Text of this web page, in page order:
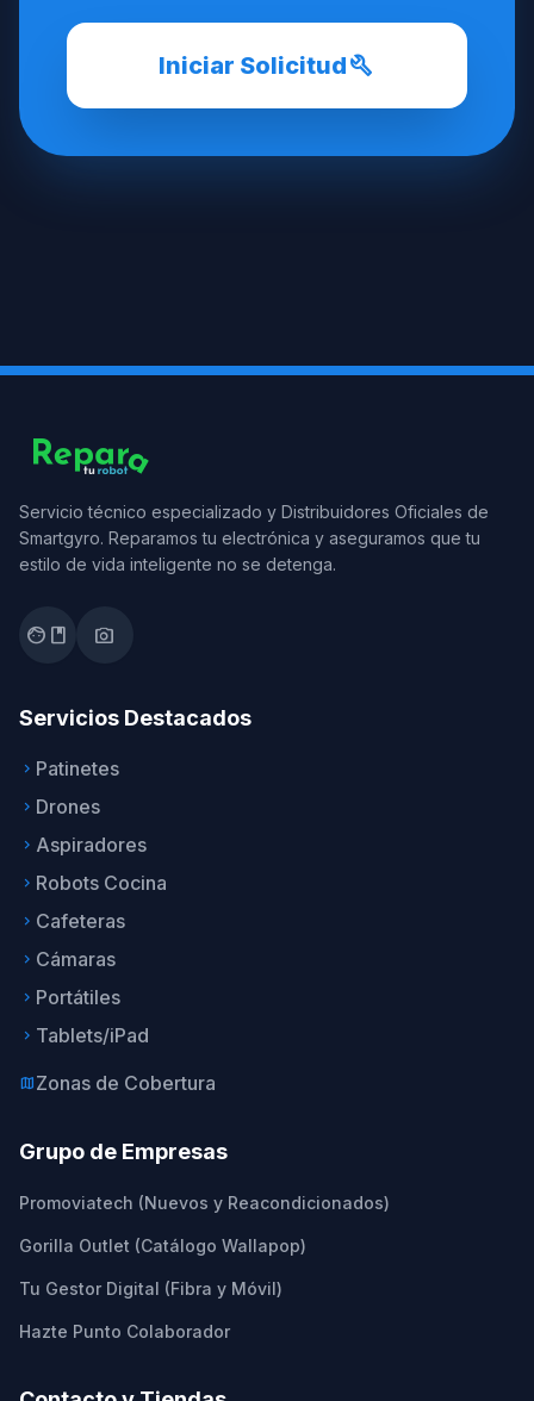
Iniciar Solicitudbuild
Servicio técnico especializado y Distribuidores Oficiales de
Smartgyro. Reparamos tu electrónica y aseguramos que tu
estilo de vida inteligente no se detenga.
facebook photo_camera
Servicios Destacados
keyboard_arrow_right Patinetes
keyboard_arrow_right Drones
keyboard_arrow_right Aspiradores
keyboard_arrow_right Robots Cocina
keyboard_arrow_right Cafeteras
keyboard_arrow_right Cámaras
keyboard_arrow_right Portátiles
keyboard_arrow_right Tablets/iPad
mapZonas de Cobertura
Grupo de Empresas
Promoviatech (Nuevos y Reacondicionados)
Gorilla Outlet (Catálogo Wallapop)
Tu Gestor Digital (Fibra y Móvil)
Hazte Punto Colaborador